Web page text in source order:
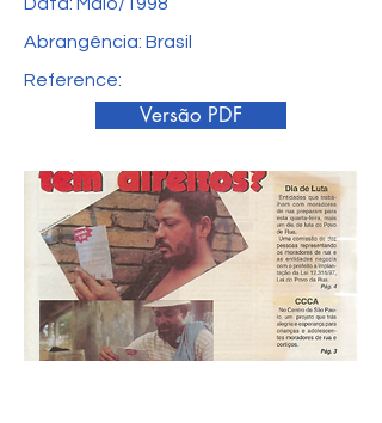
Abrangência: Brasil
Reference:
Versão PDF